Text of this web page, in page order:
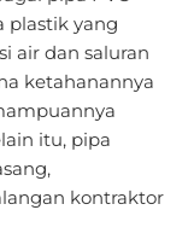
plastik yang
air dan saluran
ketahanannya
itu, pipa
kontraktor